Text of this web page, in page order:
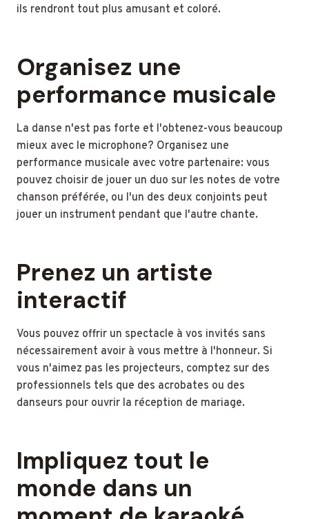
ils rendront tout plus amusant et coloré.
Organisez une
performance musicale
La danse n'est pas forte et l'obtenez-vous beaucoup
mieux avec le microphone? Organisez une
performance musicale avec votre partenaire: vous
pouvez choisir de jouer un duo sur les notes de votre
chanson préférée, ou l'un des deux conjoints peut
jouer un instrument pendant que l'autre chante.
Prenez un artiste
interactif
Vous pouvez offrir un spectacle à vos invités sans
nécessairement avoir à vous mettre à l'honneur. Si
vous n'aimez pas les projecteurs, comptez sur des
professionnels tels que des acrobates ou des
danseurs pour ouvrir la réception de mariage.
Impliquez tout le
monde dans un